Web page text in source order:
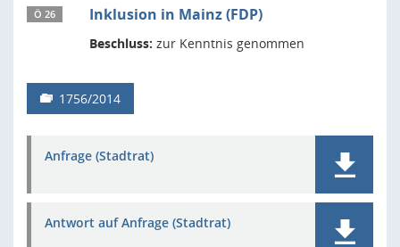
Ö 26 Inklusion in Mainz (FDP)
Beschluss: zur Kenntnis genommen
1756/2014
Anfrage (Stadtrat)
Antwort auf Anfrage (Stadtrat)